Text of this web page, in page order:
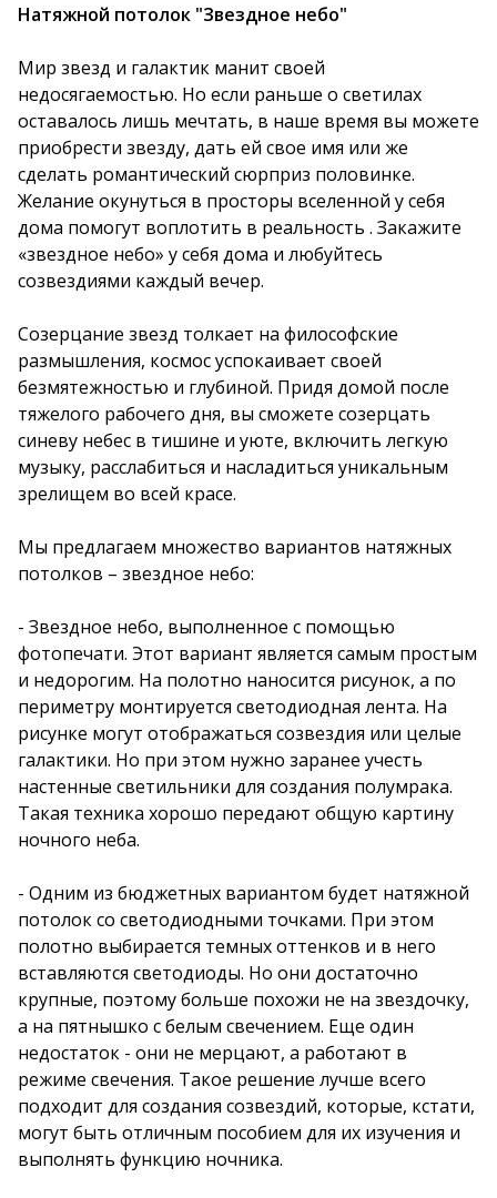
Натяжной потолок "Звездное небо"
Мир звезд и галактик манит своей
недосягаемостью. Но если раньше о светилах
оставалось лишь мечтать, в наше время вы можете
приобрести звезду, дать ей свое имя или же
сделать романтический сюрприз половинке.
Желание окунуться в просторы вселенной у себя
дома помогут воплотить в реальность . Закажите
«звездное небо» у себя дома и любуйтесь
созвездиями каждый вечер.
Созерцание звезд толкает на философские
размышления, космос успокаивает своей
безмятежностью и глубиной. Придя домой после
тяжелого рабочего дня, вы сможете созерцать
синеву небес в тишине и уюте, включить легкую
музыку, расслабиться и насладиться уникальным
зрелищем во всей красе.
Мы предлагаем множество вариантов натяжных
потолков – звездное небо:
- Звездное небо, выполненное с помощью
фотопечати. Этот вариант является самым простым
и недорогим. На полотно наносится рисунок, а по
периметру монтируется светодиодная лента. На
рисунке могут отображаться созвездия или целые
галактики. Но при этом нужно заранее учесть
настенные светильники для создания полумрака.
Такая техника хорошо передают общую картину
ночного неба.
- Одним из бюджетных вариантом будет натяжной
потолок со светодиодными точками. При этом
полотно выбирается темных оттенков и в него
вставляются светодиоды. Но они достаточно
крупные, поэтому больше похожи не на звездочку,
а на пятнышко с белым свечением. Еще один
недостаток - они не мерцают, а работают в
режиме свечения. Такое решение лучше всего
подходит для создания созвездий, которые, кстати,
могут быть отличным пособием для их изучения и
выполнять функцию ночника.